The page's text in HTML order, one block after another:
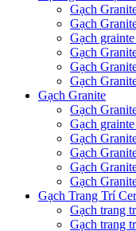
Gạch
Gạch
Gạch
Gạch
Gạch
Gạch
Gạch Granite
Gạch
Gạch
Gạch
Gạch
Gạch
Gạch
Gạch Trang Trí
Gạch trang
Gạch trang